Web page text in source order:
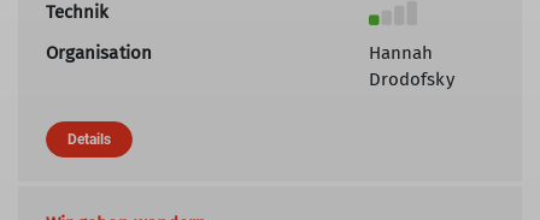
Technik
Organisation
Hannah
Drodofsky
Details